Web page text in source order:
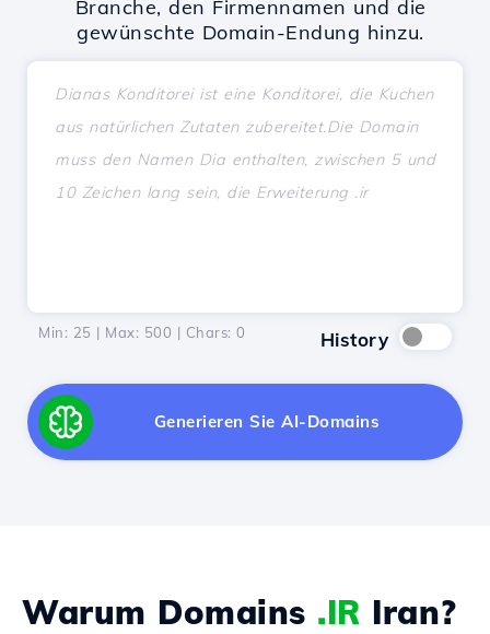
Branche, den Firmennamen und die
gewünschte Domain-Endung hinzu.
Min: 25 | Max: 500 | Chars: 0 History
Generieren Sie AI-Domains
Warum Domains .IR Iran?